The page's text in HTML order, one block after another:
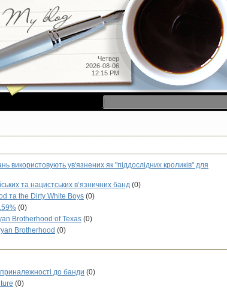
Четвер
2026-08-06
12:15 PM
використовують ув'язнених як "піддослідних кроликів" для
та нацистських в’язничних банд (0)
та the Dirty White Boys (0)
(0)
Brotherhood of Texas (0)
Brotherhood (0)
до банди (0)
(0)